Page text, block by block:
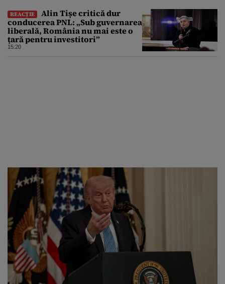
REACȚIE
Alin Tișe critică dur
conducerea PNL: „Sub guvernarea
liberală, România nu mai este o
țară pentru investitori”
15:20